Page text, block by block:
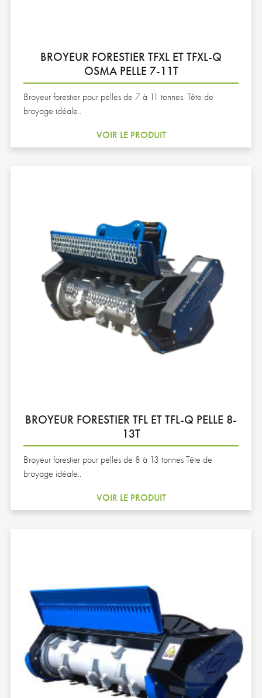
BROYEUR FORESTIER TFXL ET TFXL-Q
OSMA PELLE 7-11T
Broyeur forestier pour pelles de 7 à 11 tonnes. Tête de
broyage idéale..
VOIR LE PRODUIT
BROYEUR FORESTIER TFL ET TFL-Q PELLE 8-
13T
Broyeur forestier pour pelles de 8 à 13 tonnes Tête de
broyage idéale..
VOIR LE PRODUIT